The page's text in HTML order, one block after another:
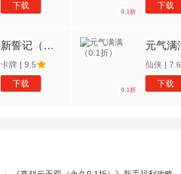
下载
0.1折
下载
新誓记（我斑愿称0.1最强）
卡牌 | 9.5
下载
0.1折
仙侠 | 7.6
下载